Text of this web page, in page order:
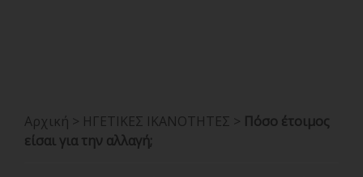
Αρχική > ΗΓΕΤΙΚΕΣ ΙΚΑΝΟΤΗΤΕΣ > Πόσο έτοιμος
είσαι για την αλλαγή;